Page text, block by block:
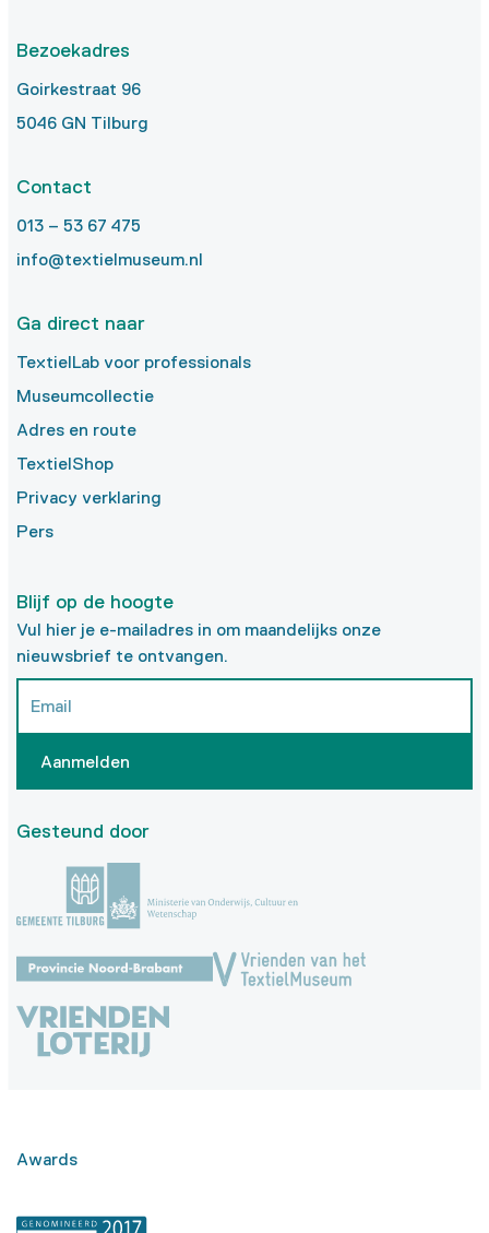
Bezoekadres
Goirkestraat 96
5046 GN Tilburg
Contact
013 – 53 67 475
info@textielmuseum.nl
Ga direct naar
TextielLab voor professionals
Museumcollectie
Adres en route
TextielShop
Privacy verklaring
Pers
Blijf op de hoogte
Vul hier je e-mailadres in om maandelijks onze
nieuwsbrief te ontvangen.
Aanmelden
Gesteund door
Awards